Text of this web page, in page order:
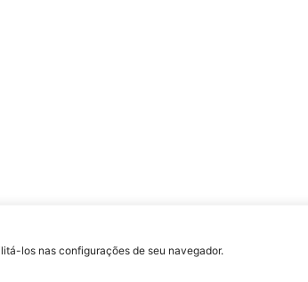
los nas configurações de seu navegador.